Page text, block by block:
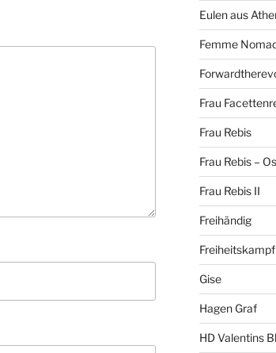
Eulen aus
Femme
Frau
Frau Rebis
Frau Rebis –
Frau Rebis II
Freihändig
Freiheitskampf
Gise
Hagen Graf
HD Valentins